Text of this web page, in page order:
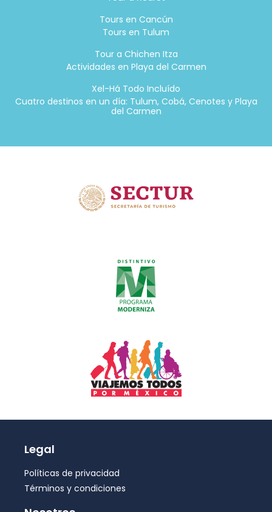
Tours en Cancún
Tours en Tulum
Tour a Chichen Itza
Actividades en Playa del Carmen
Xel-Há Todo Incluído
Cuatro destinos en un día: Tulum, Cobá, Cenotes y Playa
del Carmen
Legal
Políticas de privacidad
Términos y condiciones